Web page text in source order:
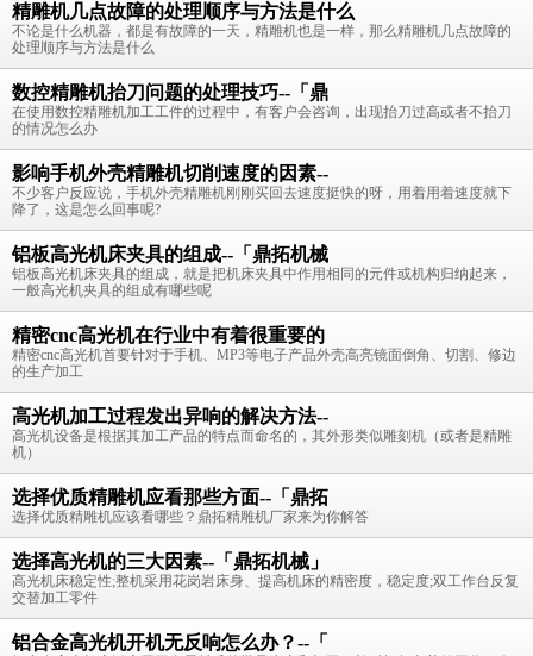
精雕机几点故障的处理顺序与方法是什么
不论是什么机器，都是有故障的一天，精雕机也是一样，那么精雕机几点故障的
处理顺序与方法是什么
数控精雕机抬刀问题的处理技巧--「鼎
在使用数控精雕机加工工件的过程中，有客户会咨询，出现抬刀过高或者不抬刀
的情况怎么办
影响手机外壳精雕机切削速度的因素--
不少客户反应说，手机外壳精雕机刚刚买回去速度挺快的呀，用着用着速度就下
降了，这是怎么回事呢?
铝板高光机床夹具的组成--「鼎拓机械
铝板高光机床夹具的组成，就是把机床夹具中作用相同的元件或机构归纳起来，
一般高光机夹具的组成有哪些呢
精密cnc高光机在行业中有着很重要的
精密cnc高光机首要针对于手机、MP3等电子产品外壳高亮镜面倒角、切割、修边
的生产加工
高光机加工过程发出异响的解决方法--
高光机设备是根据其加工产品的特点而命名的，其外形类似雕刻机（或者是精雕
机）
选择优质精雕机应看那些方面--「鼎拓
选择优质精雕机应该看哪些？鼎拓精雕机厂家来为你解答
选择高光机的三大因素--「鼎拓机械」
高光机床稳定性;整机采用花岗岩床身、提高机床的精密度，稳定度;双工作台反复
交替加工零件
铝合金高光机开机无反响怎么办？--「